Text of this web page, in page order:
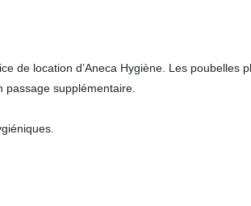
de location d’Aneca Hygiène. Les poubelles
passage supplémentaire.